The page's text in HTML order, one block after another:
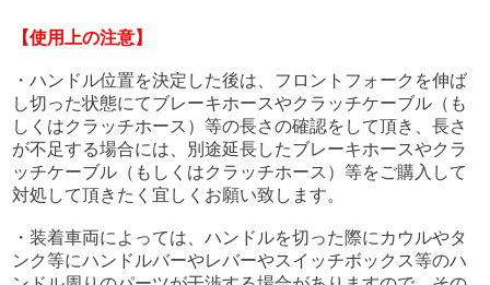
【使用上の注意】
・ハンドル位置を決定した後は、フロントフォークを伸ば
し切った状態にてブレーキホースやクラッチケーブル（も
しくはクラッチホース）等の長さの確認をして頂き、長さ
が不足する場合には、別途延長したブレーキホースやクラ
ッチケーブル（もしくはクラッチホース）等をご購入して
対処して頂きたく宜しくお願い致します。
・装着車両によっては、ハンドルを切った際にカウルやタ
ンク等にハンドルバーやレバーやスイッチボックス等のハ